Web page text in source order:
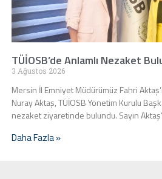
TÜİOSB’de Anlamlı Nezaket
3 Ağustos 2026
Mersin İl Emniyet Müdürümüz Fahri
Nuray Aktaş, TÜİOSB Yönetim Kurulu
nezaket ziyaretinde bulundu. Sayın
Daha Fazla »